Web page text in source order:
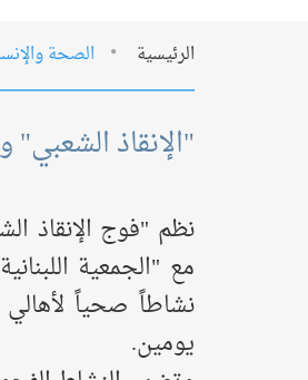
الرئيسية الصحة
"الإنقاذ
نظم "فوج الإنقاذ
مع "الجمعية
نشاطاً صحياً
يومين.